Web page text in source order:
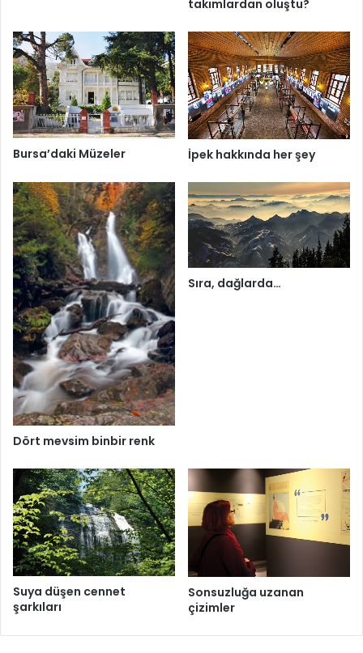
takımlardan oluştu?
Bursa’daki Müzeler İpek hakkında her şey
Dört mevsim binbir renk
Sıra, dağlarda…
Suya düşen cennet
şarkıları
Sonsuzluğa uzanan
çizimler